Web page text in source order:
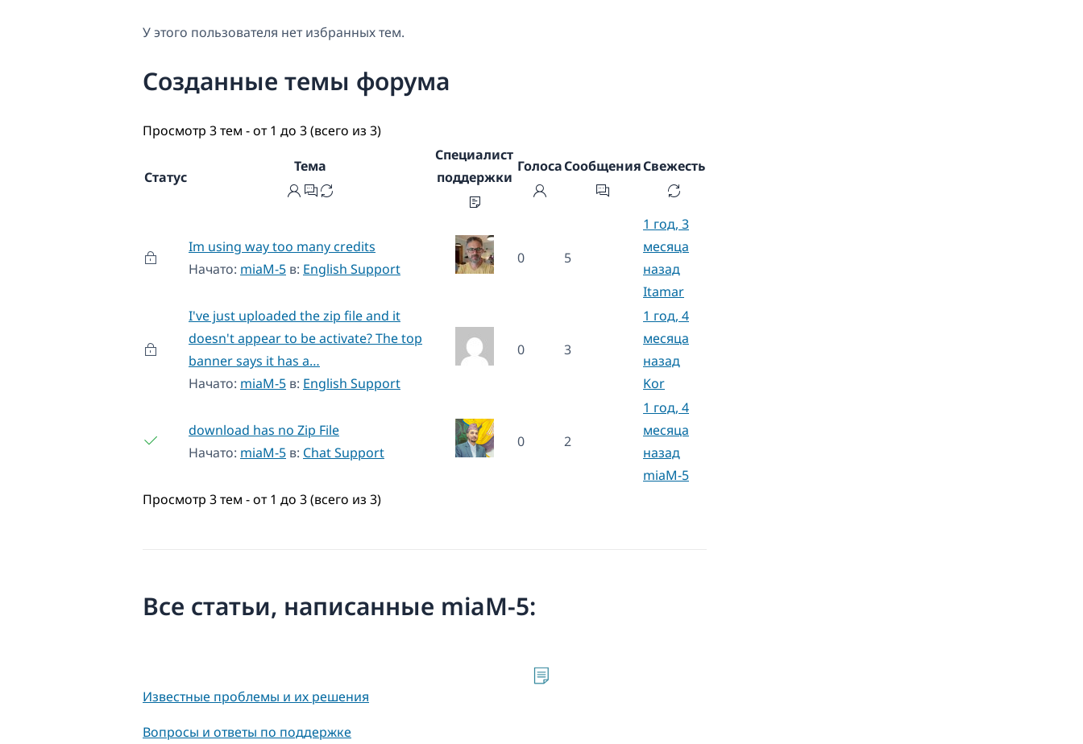
У этого пользователя нет избранных тем.
Созданные темы форума
Просмотр 3 тем - от 1 до 3 (всего из 3)
Статус
Тема
Специалист
поддержки
ГолосаСообщенияСвежесть
Im using way too many credits
Начато: miaM-5 в: English Support
0 5
1 год, 3
месяца
назад
Itamar
I've just uploaded the zip file and it
doesn't appear to be activate? The top
banner says it has a…
Начато: miaM-5 в: English Support
0 3
1 год, 4
месяца
назад
Kor
download has no Zip File
Начато: miaM-5 в: Chat Support
0 2
1 год, 4
месяца
назад
miaM-5
Просмотр 3 тем - от 1 до 3 (всего из 3)
Все статьи, написанные miaM-5:
Известные проблемы и их решения
Вопросы и ответы по поддержке